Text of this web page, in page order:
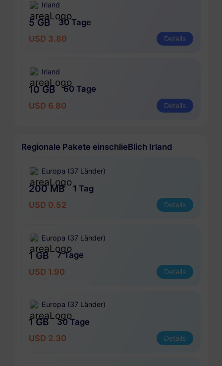
Irland
5 GB
30 Tage
USD 3.80
Details
Irland
10 GB
60 Tage
USD 6.80
Details
Regionale Pakete einschlieBlich Irland
Europa (37 Länder)
200 MB
1 Tag
USD 0.52
Details
Europa (37 Länder)
1 GB
7 Tage
USD 1.90
Details
Europa (37 Länder)
1 GB
30 Tage
USD 2.30
Details